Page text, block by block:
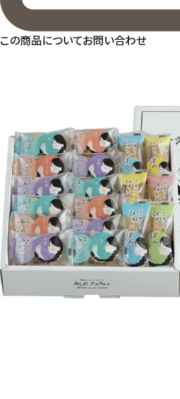
この商品についてお問い合わせ